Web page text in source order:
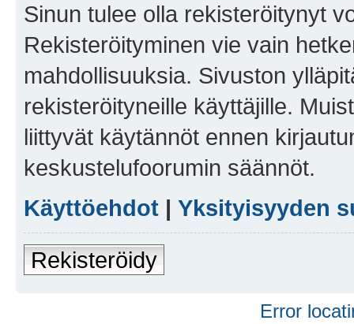
Sinun tulee olla rekisteröitynyt
Rekisteröityminen vie vain
mahdollisuuksia. Sivuston
rekisteröityneille käyttäjille.
liittyvät käytännöt ennen
keskustelufoorumin säännöt.
Käyttöehdot | Yksityisyyden
Rekisteröidy
Error